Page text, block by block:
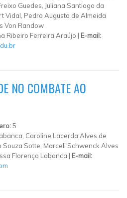
Guedes, Juliana Santiago da
Vidal, Pedro Augusto de Almeida
Von Randow
Ribeiro Ferreira Araújo | E-mail:
NO COMBATE AO
5
Caroline Lacerda Alves de
Souza Sotte, Marceli Schwenck Alves
Florenço Labanca | E-mail: